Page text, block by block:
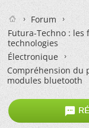
Forum
Futura-Techno :
technologies
Électronique
Compréhension du
modules bluetooth
